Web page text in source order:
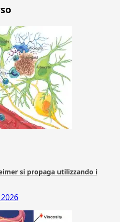
si propaga utilizzando i